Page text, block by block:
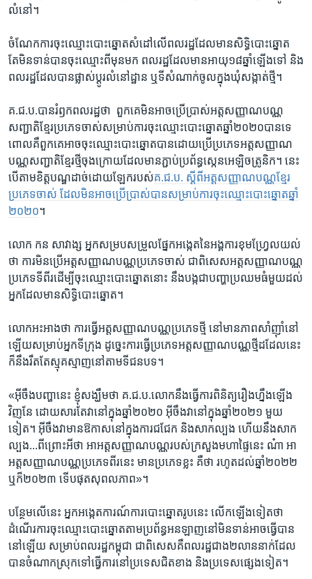
លំនៅ។​
ចំណែក​ការ​ចុះ​ឈ្មោះ​បោះឆ្នោត​សំដៅ​លើ​ពលរដ្ឋ​ដែល​មាន​សិទ្ធិ​បោះ​ឆ្នោត ​
តែ​មិន​ទាន់​បាន​ចុះ​ឈ្មោះ​ពី​មុន​មក ពលរដ្ឋ​ដែល​មាន​អាយុ​១៨​ឆ្នាំ​ឡើង​ទៅ និង​
ពលរដ្ឋ​ដែល​បាន​ផ្លាស់​ប្តូរ​លំនៅដ្ឋាន​ ឬ​ទី​សំណាក់​ចូល​ក្នុង​ឃុំ​សង្កាត់​ថ្មី។​
គ.ជ.ប.​បាន​រំឭក​ពលរដ្ឋ​ថា ​ ពួក​គេ​មិន​អាច​ប្រើប្រាស់​អត្ត​សញ្ញាណ​បណ្ណ​
សញ្ជាតិ​ខ្មែរ​ប្រភេទ​ចាស់​សម្រាប់​ការ​ចុះ​ឈ្មោះ​បោះឆ្នោត​ឆ្នាំ​២០២០​បាន​ទេ
ពោល​គឺពួក​គេ​អាច​ចុះ​ឈ្មោះ​បោះឆ្នោត​បាន​ដោយ​ប្រើ​ប្រភេទ​អត្ត​សញ្ញាណ​
បណ្ណ​សញ្ជាតិ​ខ្មែរ​ថ្មី​ចុង​ក្រោយ​ដែល​មាន​ភ្ជាប់​ប្រព័ន្ធ​ស្កេនអេឡិច​ត្រូនិក។​ នេះ​
បើ​តាម​ខិត្ត​បណ្ឌ​ដាច់​ដោយ​ឡែក​របស់​គ.ជ.ប.​ ស្តីពី​អត្ត​សញ្ញាណ​បណ្ណខ្មែរ​
ប្រភេទ​ចាស់​ ដែល​មិន​អាច​ប្រើប្រាស់​បាន​សម្រាប់​ការ​ចុះ​ឈ្មោះ​បោះឆ្នោត​ឆ្នាំ​
២០២០។​
លោក​ កន សាវាង្ស​ អ្នក​សម្រប​សម្រួល​ផ្នែក​អង្កេត​នៃ​អង្គការ​ខុមហ្វ្រែល​យល់​
ថា​ ការ​មិន​ប្រើ​អត្ត​សញ្ញាណ​បណ្ណ​ប្រភេទ​ចាស់​ ជាពិសេស​អត្ត​សញ្ញាណ​បណ្ណ​
ប្រភេទ​ទីពីរ​ដើម្បី​ចុះ​ឈ្មោះ​បោះ​ឆ្នោត​នោះ ​នឹង​បង្ក​ជា​បញ្ហា​ប្រឈម​ធំ​មួយ​ដល់​
អ្នក​ដែល​មាន​សិទ្ធិ​បោះ​ឆ្នោត។​
លោក​អះអាង​ថា​ ការ​ធ្វើ​អត្ត​សញ្ញាណ​បណ្ណ​ប្រភេទ​ថ្មី​ នៅ​មាន​ភាព​សាំញ៉ាំ​នៅ​
ឡើយ​សម្រាប់​អ្នក​ទីក្រុង​ ដូច្នេះ​ការ​ធ្វើ​ប្រភេទ​អត្ត​សញ្ញាណ​បណ្ណ​ថ្មី​ដដែល​នេះ​
ក៏នឹង​រឹត​តែ​ស្មុគ​ស្មាញ​នៅតាម​ទីជន​បទ។​
«អ៊ីចឹង​បញ្ហា​នេះ​ ខ្ញុំ​សង្ឃឹម​ថា គ.ជ.ប.​លោក​នឹង​ធ្វើ​ការ​ពិនិត្យ​រឿង​ហ្នឹង​ឡើង​
វិញ​នែ ​ដោយ​សារ​តែ​វា​នៅ​ក្នុង​ឆ្នាំ​២០២០​ អ៊ីចឹង​វា​នៅ​ក្នុង​ឆ្នាំ​២០២១ ​មួយ​
ទៀត។​ អ៊ីចឹង​វា​មាន​ឱកាស​នៅក្នុង​ការ​ជជែក​ និង​សាកល្បង​ ហើយ​នឹង​សាក​
ល្បង​...​ពី​ព្រោះ​អី​ថា​ អា​អត្ត​សញ្ញាណ​បណ្ណ​របស់​ក្រសួង​មហាផ្ទៃ​នេះ​ ណ៎ា​ អា​
អត្ត​សញ្ញាណ​បណ្ណ​ប្រភេទ​ពីរ​នេះ​ មាន​ប្រភេទ​ខ្លះ​ គឺ​ថា​ រហូត​ដល់​ឆ្នាំ​២០២២​
ឬ​ក៏​២០២៣ ​ទើប​ផុត​សុពល​ភាព»។ ​
បន្ថែម​លើ​នេះ​ អ្នក​អង្កេត​ការណ៍​ការ​បោះឆ្នោត​រូប​នេះ ​លើក​ឡើង​ទៀត​ថា​
ដំណើរ​ការ​ចុះឈ្មោះ​បោះឆ្នោត​តាម​ប្រព័ន្ធ​អនឡាញ​នៅ​មិន​ទាន់​អាច​ធ្វើបាន​
នៅ​ឡើយ​ សម្រាប់​ពលរដ្ឋ​កម្ពុជា​ ជាពិសេស​គឺ​ពលរដ្ឋ​ជាង​២​លាន​នាក់​ដែល​
បាន​ចំណាក​ស្រុក​ទៅ​ធ្វើការ​នៅ​ប្រទេស​ជិតខាង​ និង​ប្រទេស​ផ្សេង​ទៀត។​